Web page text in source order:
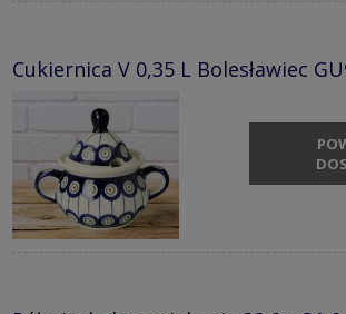
Cukiernica V 0,35 L Bolesławiec